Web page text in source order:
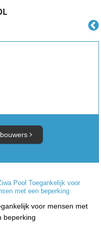
voor mensen met
beperking